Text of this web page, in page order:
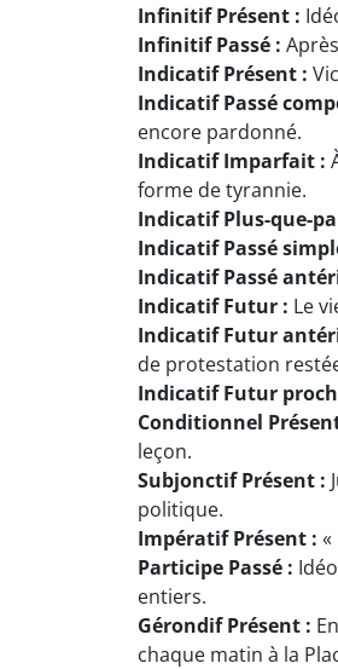
Infinitif Présent :
Infinitif Passé :
Indicatif Présent :
Indicatif Passé
encore pardonné.
Indicatif Imparfait :
forme de tyrannie.
Indicatif Plus-que-
Indicatif Passé
Indicatif Passé
Indicatif Futur : Le
Indicatif Futur
de protestation
Indicatif Futur
Conditionnel
leçon.
Subjonctif Présent :
politique.
Impératif Présent :
Participe Passé :
entiers.
Gérondif Présent :
chaque matin à la